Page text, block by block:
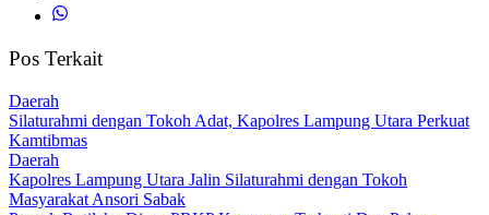
Pos Terkait
Daerah
Silaturahmi dengan Tokoh Adat, Kapolres Lampung Utara Perkuat
Kamtibmas
Daerah
Kapolres Lampung Utara Jalin Silaturahmi dengan Tokoh
Masyarakat Ansori Sabak